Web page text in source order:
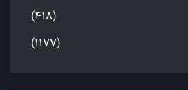
(418)
(1177)